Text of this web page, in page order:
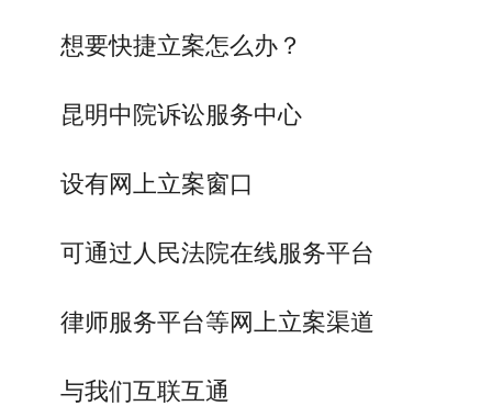
想要快捷立案怎么办？
昆明中院诉讼服务中心
设有网上立案窗口
可通过人民法院在线服务平台
律师服务平台等网上立案渠道
与我们互联互通